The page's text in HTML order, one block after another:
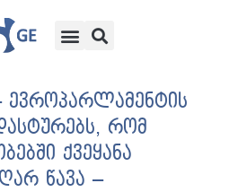
ევროპარლამენტის
რომ
ქვეყანა
წავა –